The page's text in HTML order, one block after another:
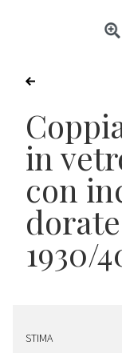
in
con
1930/
STIMA